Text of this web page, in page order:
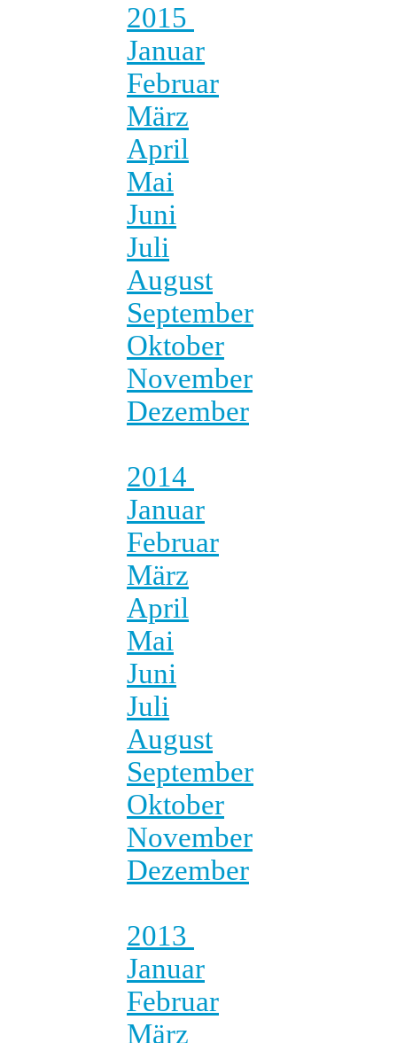
2015
Januar
Februar
März
April
Mai
Juni
Juli
August
September
Oktober
November
Dezember
2014
Januar
Februar
März
April
Mai
Juni
Juli
August
September
Oktober
November
Dezember
2013
Januar
Februar
März